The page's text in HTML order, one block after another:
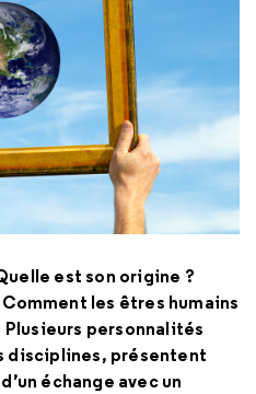
est son origine ?
les êtres humains
personnalités
disciplines, présentent
échange avec un